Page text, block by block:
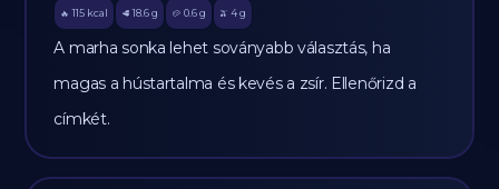
🔥 115 kcal 🥩 18.6 g 🥔 0.6g 🫒 4 g
A marha sonka lehet soványabb választás, ha
magas a hústartalma és kevés a zsír. Ellenőrizd a
címkét.